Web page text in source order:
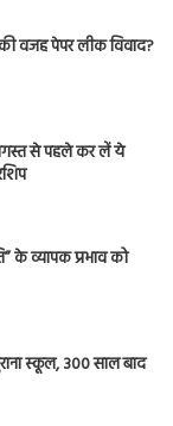
वजह पेपर लीक विवाद?
अगस्त से पहले कर लें ये
के व्यापक प्रभाव को
स्कूल, 300 साल बाद